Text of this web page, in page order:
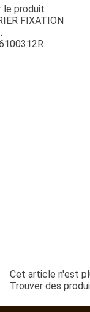
le produit
FIXATION
Cet article n'est
Trouver des